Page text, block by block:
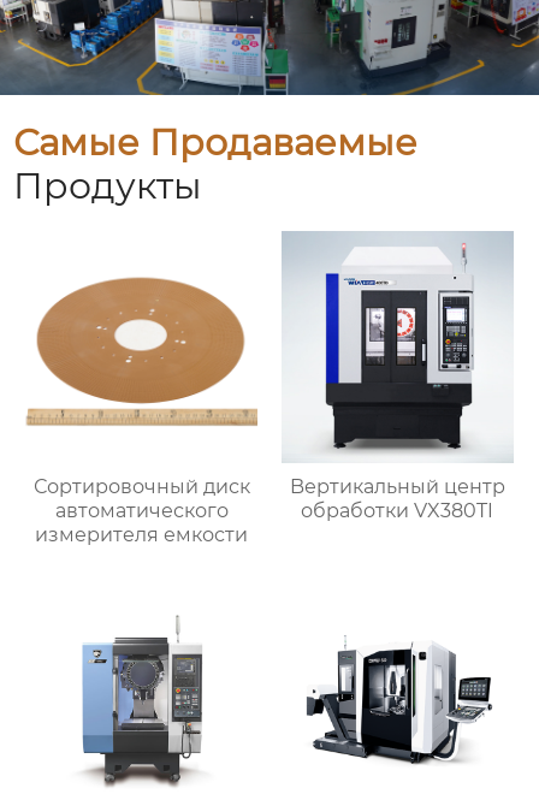
Самые Продаваемые
Продукты
Сортировочный диск
автоматического
измерителя емкости
Bертикальный центр
обработки VX380TI